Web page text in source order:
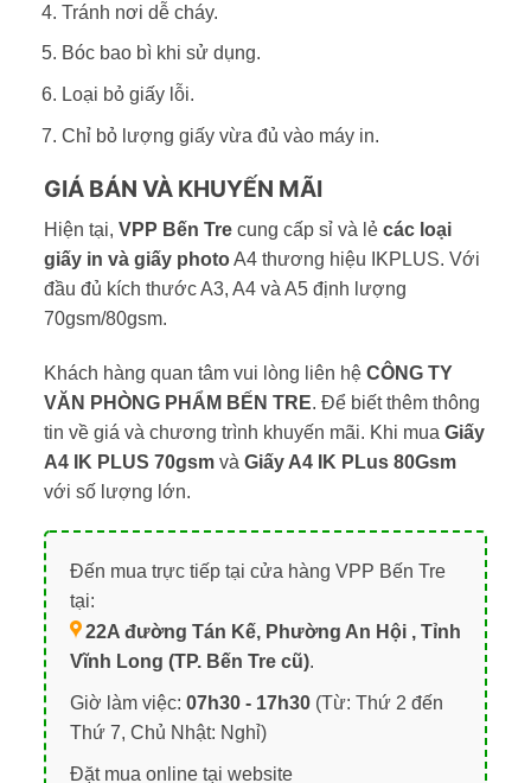
Tránh nơi dễ cháy.
Bóc bao bì khi sử dụng.
Loại bỏ giấy lỗi.
Chỉ bỏ lượng giấy vừa đủ vào máy in.
GIÁ BÁN VÀ KHUYẾN MÃI
Hiện tại, VPP Bến Trecung cấp sỉ và lẻ các loại
giấy in và giấy photoA4 thương hiệu IKPLUS. Với
đầu đủ kích thước A3, A4 và A5 định lượng
70gsm/80gsm.
Khách hàng quan tâm vui lòng liên hệ CÔNG TY
VĂN PHÒNG PHẨM BẾN TRE. Để biết thêm thông
tin về giá và chương trình khuyến mãi. Khi mua Giấy
A4 IK PLUS 70gsmvà Giấy A4 IK PLus 80Gsm
với số lượng lớn.
Đến mua trực tiếp tại cửa hàng VPP Bến Tre
tại:
22A đường Tán Kế, Phường An Hội , Tỉnh
Vĩnh Long (TP. Bến Tre cũ).
Giờ làm việc: 07h30 - 17h30(Từ: Thứ 2 đến
Thứ 7, Chủ Nhật: Nghỉ)
Đặt mua online tại website